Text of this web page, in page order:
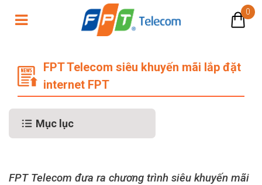
0
FPT Telecom siêu khuyến mãi lắp đặt
internet FPT
Mục lục
FPT Telecom đưa ra chương trình siêu khuyến mãi